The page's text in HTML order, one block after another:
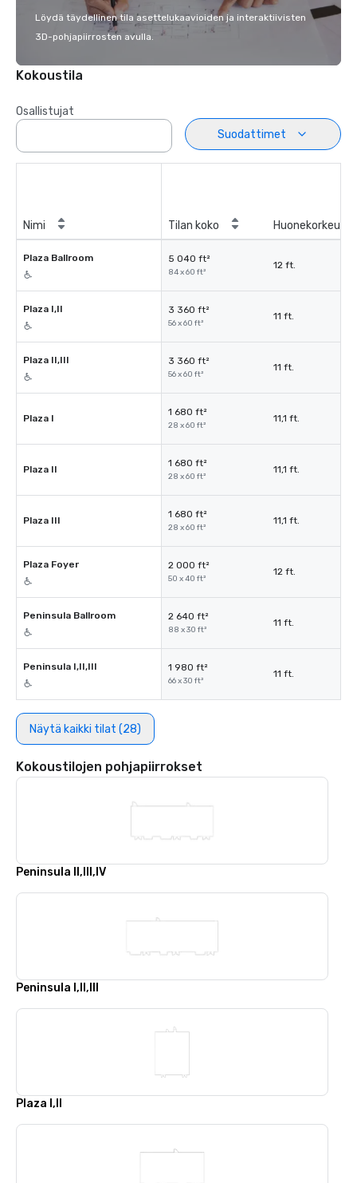
Löydä täydellinen tila asettelukaavioiden ja interaktiivisten
3D-pohjapiirrosten avulla.
Kokoustila
Osallistujat
Suodattimet
Nimi Tilan koko Huonekorkeus
Plaza Ballroom 5 040 ft²
84 x 60 ft²
12 ft.
Plaza I,II 3 360 ft²
56 x 60 ft²
11 ft.
Plaza II,III 3 360 ft²
56 x 60 ft²
11 ft.
Plaza I
1 680 ft²
28 x 60 ft²
11,1 ft.
Plaza II
1 680 ft²
28 x 60 ft²
11,1 ft.
Plaza III
1 680 ft²
28 x 60 ft²
11,1 ft.
Plaza Foyer 2 000 ft²
50 x 40 ft²
12 ft.
Peninsula Ballroom 2 640 ft²
88 x 30 ft²
11 ft.
Peninsula I,II,III 1 980 ft²
66 x 30 ft²
11 ft.
Näytä kaikki tilat (28)
Kokoustilojen pohjapiirrokset
Peninsula II,III,IV
Peninsula I,II,III
Plaza I,II